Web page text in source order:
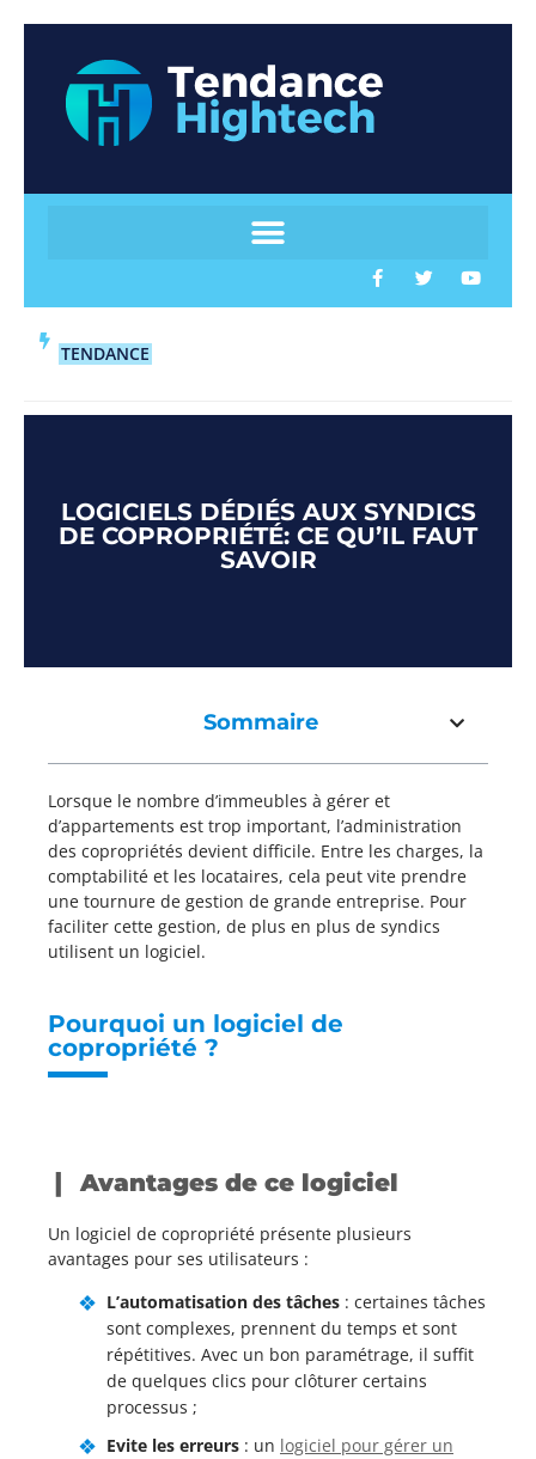
TENDANCE
LOGICIELS DÉDIÉS AUX SYNDICS
DE COPROPRIÉTÉ: CE QU’IL FAUT
SAVOIR
Sommaire
Lorsque le nombre d’immeubles à gérer et
d’appartements est trop important, l’administration
des copropriétés devient difficile. Entre les charges, la
comptabilité et les locataires, cela peut vite prendre
une tournure de gestion de grande entreprise. Pour
faciliter cette gestion, de plus en plus de syndics
utilisent un logiciel.
Pourquoi un logiciel de
copropriété ?
Avantages de ce logiciel
Un logiciel de copropriété présente plusieurs
avantages pour ses utilisateurs :
L’automatisation des tâches : certaines tâches
sont complexes, prennent du temps et sont
répétitives. Avec un bon paramétrage, il suffit
de quelques clics pour clôturer certains
processus ;
Evite les erreurs : un logiciel pour gérer un